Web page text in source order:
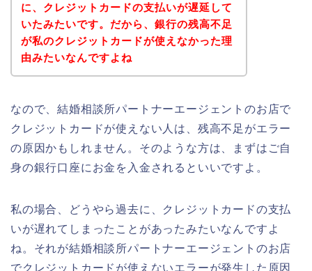
に、クレジットカードの支払いが遅延して
いたみたいです。だから、銀行の残高不足
が私のクレジットカードが使えなかった理
由みたいなんですよね
なので、結婚相談所パートナーエージェントのお店で
クレジットカードが使えない人は、残高不足がエラー
の原因かもしれません。そのような方は、まずはご自
身の銀行口座にお金を入金されるといいですよ。
私の場合、どうやら過去に、クレジットカードの支払
いが遅れてしまったことがあったみたいなんですよ
ね。それが結婚相談所パートナーエージェントのお店
でクレジットカードが使えないエラーが発生した原因